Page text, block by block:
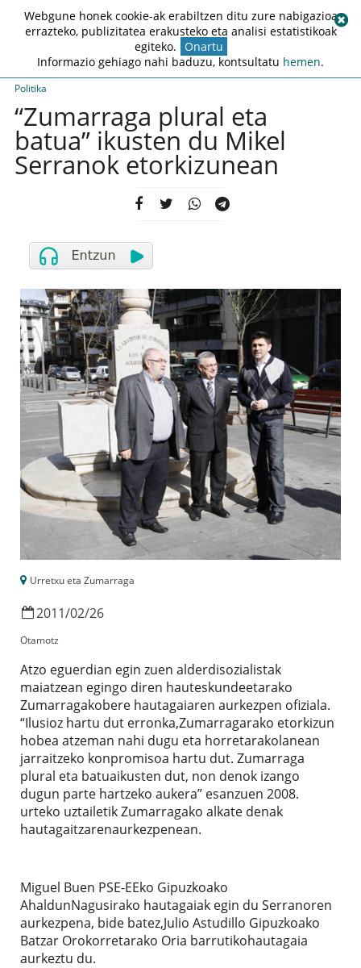
Politika
“Zumarraga plural eta
batua” ikusten du Mikel
Serranok etorkizunean
Urretxu eta Zumarraga
2011/02/26
Otamotz
Atzo eguerdian egin zuen alderdisozialistak
maiatzean egingo diren hauteskundeetarako
Zumarragakobere hautagaiaren aurkezpen ofiziala.
“Ilusioz hartu dut erronka,Zumarragarako etorkizun
hobea atzeman nahi dugu eta horretarakolanean
jarraitzeko konpromisoa hartu dut. Zumarraga
plural eta batuaikusten dut, non denok izango
dugun parte hartzeko aukera” esanzuen 2008.
urteko uztailetik Zumarragako alkate denak
hautagaitzarenaurkezpenean.
Miguel Buen PSE-EEko Gipuzkoako
AhaldunNagusirako hautagaiak egin du Serranoren
aurkezpena, bide batez,Julio Astudillo Gipuzkoako
Batzar Orokorretarako Oria barrutikohautagaia
aurkeztu du.
Webgune honek cookie-ak erabiltzen ditu zure nabigazioa
errazteko, publizitatea erakusteko eta analisi estatistikoak
egiteko. Onartu
Informazio gehiago nahi baduzu, kontsultatu hemen.